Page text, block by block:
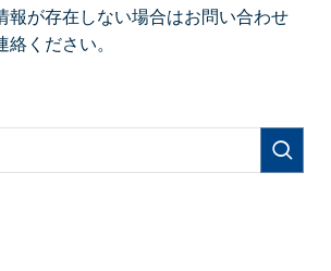
報が存在しない場合はお問い合わせ
ください。